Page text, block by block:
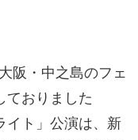
阪・中之島のフェ
ておりました
イト」公演は、新